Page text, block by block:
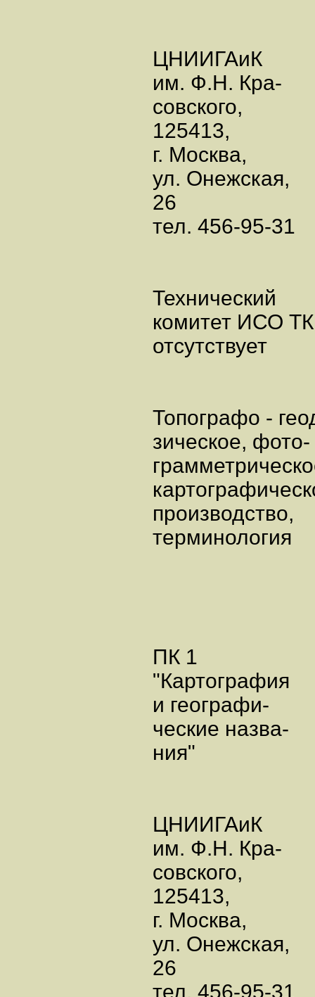
ЦНИИГАиК
им. Ф.Н. Кра-
совского,
125413,
г. Москва,
ул. Онежская,
26
тел. 456-95-31
Технический
комитет ИСО ТК
отсутствует
Топографо -
зическое,
ПК 1
"Картография
и географи-
ческие назва-
ния"
ЦНИИГАиК
им. Ф.Н. Кра-
совского,
125413,
г. Москва,
ул. Онежская,
26
тел. 456-95-31